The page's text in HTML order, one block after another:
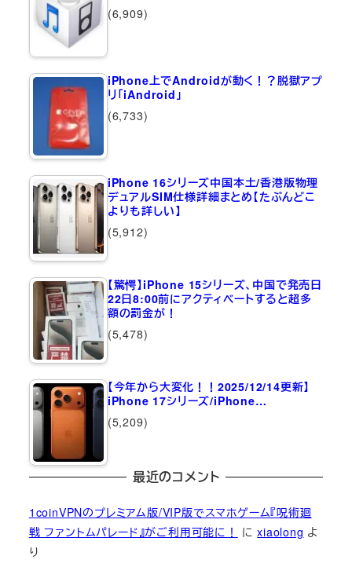
(6,909)
iPhone上でAndroidが動く！？脱獄アプ
リ「iAndroid」
(6,733)
iPhone 16シリーズ中国本土/香港版物理
デュアルSIM仕様詳細まとめ【たぶんどこ
よりも詳しい】
(5,912)
【驚愕】iPhone 15シリーズ、中国で発売日
22日8:00前にアクティベートすると超多
額の罰金が！
(5,478)
【今年から大変化！！2025/12/14更新】
iPhone 17シリーズ/iPhone…
(5,209)
最近のコメント
1coinVPNのプレミアム版/VIP版でスマホゲーム『呪術廻
戦 ファントムパレード』がご利用可能に！
にxiaolong よ
り